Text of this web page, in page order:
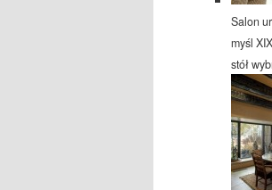
Salon
myśl
stół